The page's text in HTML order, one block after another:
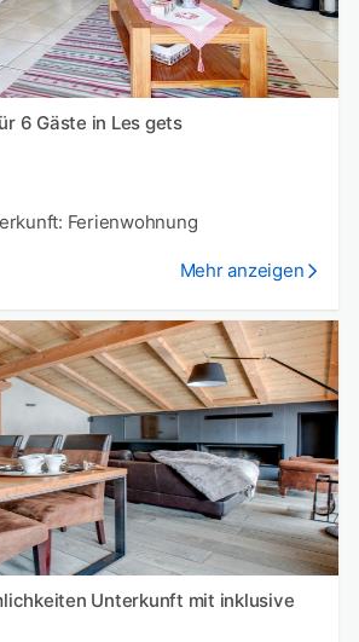
6 Gäste in Les gets
Ferienwohnung
Mehr anzeigen
Unterkunft mit inklusive